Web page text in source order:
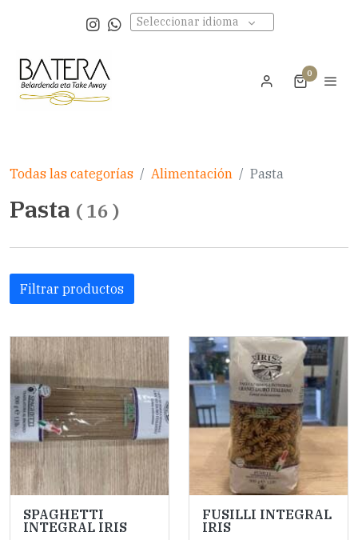
Seleccionar idioma
0
Todas las categorías Alimentación Pasta
Pasta ( 16 )
Filtrar productos
SPAGHETTI
INTEGRAL IRIS
FUSILLI INTEGRAL
IRIS